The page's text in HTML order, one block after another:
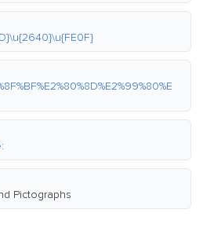
Pictographs